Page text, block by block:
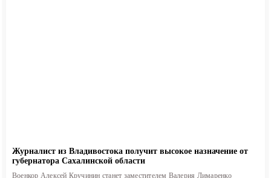
Журналист из Владивостока получит высокое назначение от
губернатора Сахалинской области
Военкор Алексей Кручинин станет заместителем Валерия Лимаренко